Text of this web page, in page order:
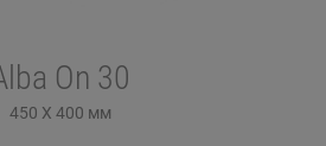
On 30
450 X 400 мм